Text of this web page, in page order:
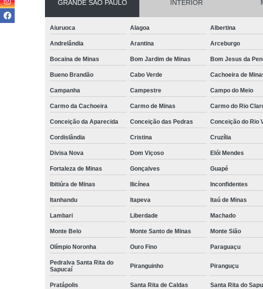
GRANDE SÃO PAULO INTERIOR
Aiuruoca Alagoa Albertina
Andrelândia Arantina Arceburgo
Bocaina de Minas Bom Jardim de Minas Bom Jesus da
Bueno Brandão Cabo Verde Cachoeira de
Campanha Campestre Campo do Meio
Carmo da Cachoeira Carmo de Minas Carmo do Rio
Conceição da Aparecida Conceição das Pedras Conceição do Rio
Cordislândia Cristina Cruzília
Divisa Nova Dom Viçoso Elói Mendes
Fortaleza de Minas Gonçalves Guapé
Ibitiúra de Minas Ilicínea Inconfidentes
Itanhandu Itapeva Itaú de Minas
Lambari Liberdade Machado
Monte Belo Monte Santo de Minas Monte Sião
Olímpio Noronha Ouro Fino Paraguaçu
Pedralva Santa Rita do
Sapucaí
Piranguinho Piranguçu
Pratápolis Santa Rita de Caldas Santa Rita do